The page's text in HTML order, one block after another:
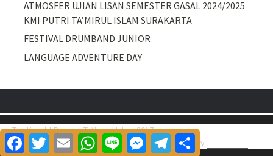
ATMOSFER UJIAN LISAN SEMESTER GASAL 2024/2025
KMI PUTRI TA’MIRUL ISLAM SURAKARTA
FESTIVAL DRUMBAND JUNIOR
LANGUAGE ADVENTURE DAY
Tim Kreatif Ponpes Ta\'mirul Islam 2017
Proudly powered byWordPress .|Theme: Awaken by .
FacebookTwitterEmail WhatsApp
Line MessengerTelegramShare